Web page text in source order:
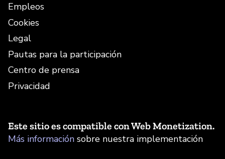
Empleos
Cookies
Legal
Pautas para la participación
Centro de prensa
Privacidad
Este sitio es compatible con Web Monetization.
Más información sobre nuestra implementación